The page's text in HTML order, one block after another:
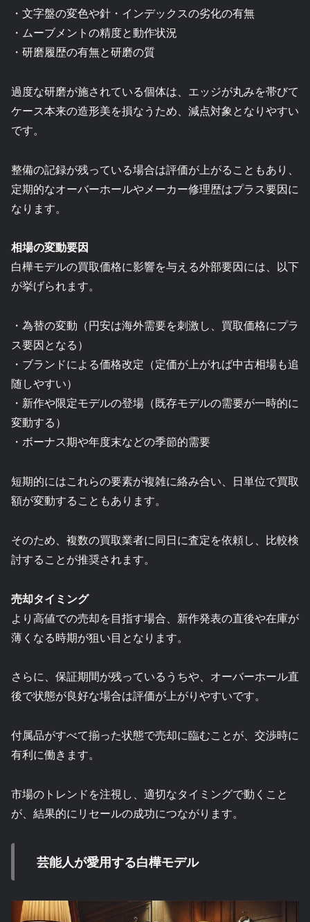
・文字盤の変色や針・インデックスの劣化の有無
・ムーブメントの精度と動作状況
・研磨履歴の有無と研磨の質
過度な研磨が施されている個体は、エッジが丸みを帯びて
ケース本来の造形美を損なうため、減点対象となりやすい
です。
整備の記録が残っている場合は評価が上がることもあり、
定期的なオーバーホールやメーカー修理歴はプラス要因に
なります。
相場の変動要因
白樺モデルの買取価格に影響を与える外部要因には、以下
が挙げられます。
・為替の変動（円安は海外需要を刺激し、買取価格にプラ
ス要因となる）
・ブランドによる価格改定（定価が上がれば中古相場も追
随しやすい）
・新作や限定モデルの登場（既存モデルの需要が一時的に
変動する）
・ボーナス期や年度末などの季節的需要
短期的にはこれらの要素が複雑に絡み合い、日単位で買取
額が変動することもあります。
そのため、複数の買取業者に同日に査定を依頼し、比較検
討することが推奨されます。
売却タイミング
より高値での売却を目指す場合、新作発表の直後や在庫が
薄くなる時期が狙い目となります。
さらに、保証期間が残っているうちや、オーバーホール直
後で状態が良好な場合は評価が上がりやすいです。
付属品がすべて揃った状態で売却に臨むことが、交渉時に
有利に働きます。
市場のトレンドを注視し、適切なタイミングで動くこと
が、結果的にリセールの成功につながります。
芸能人が愛用する白樺モデル